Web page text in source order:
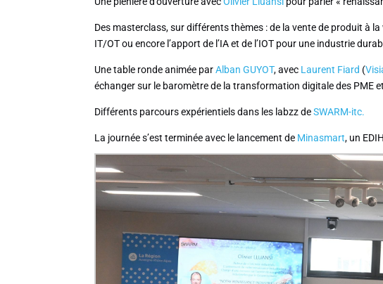
Des masterclass, sur différents thèmes : de la vente de produit à
IT/OT ou encore l’apport de l’IA et de l’IOT pour une industrie
Une table ronde animée parAlban GUYOT, avec Laurent Fiard (
échanger sur le baromètre de la transformation digitale des PME
Différents parcours expérientiels dans les labzz deSWARM-itc.
La journée s’est terminée avec le lancement de Minasmart, un